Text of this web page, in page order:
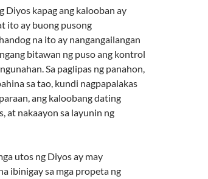
Diyos kapag ang kalooban ay
ito ay buong pusong
na ito ay nangangailangan
bitawan ng puso ang kontrol
Sa paglipas ng panahon,
sa tao, kundi nagpapalakas
ang kaloobang dating
at nakaayon sa layunin ng
utos ng Diyos ay may
ibinigay sa mga propeta ng